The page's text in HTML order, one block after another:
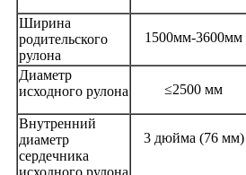
Ширина
родительского
рулона
1500мм-3600мм
Диаметр
исходного рулона
≤2500 мм
Внутренний
диаметр
сердечника
3 дюйма (76 мм)